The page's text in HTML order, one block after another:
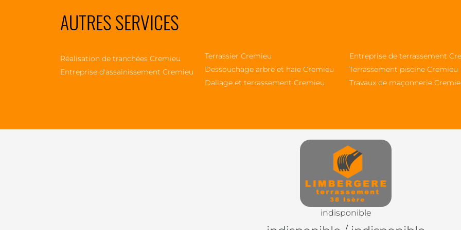
AUTRES SERVICES
Réalisation de tranchées Cremieu
Entreprise d'assainissement Cremieu
Terrassier Cremieu
Dessouchage arbre et haie Cremieu
Dallage et terrassement Cremieu
Entreprise de terrassement
Terrassement piscine Cremieu
Travaux de maçonnerie
indisponible